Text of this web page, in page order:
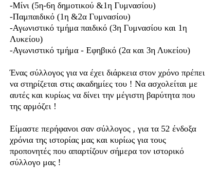
-Μίνι (5η-6η δημοτικού &1η Γυμνασίου)
-Παμπαιδικό (1η &2α Γυμνασίου)
-Αγωνιστικό τμήμα παιδικό (3η Γυμνασίου και 1η
Λυκείου)
-Αγωνιστικό τμήμα - Εφηβικό (2α και 3η Λυκείου)
Ένας σύλλογος για να έχει διάρκεια στον χρόνο πρέπει
να στηρίζεται στις ακαδημίες του ! Να ασχολείται με
αυτές και κυρίως να δίνει την μέγιστη βαρύτητα που
της αρμόζει !
Είμαστε περήφανοι σαν σύλλογος , για τα 52 ένδοξα
χρόνια της ιστορίας μας και κυρίως για τους
προπονητές που απαρτίζουν σήμερα τον ιστορικό
σύλλογο μας !